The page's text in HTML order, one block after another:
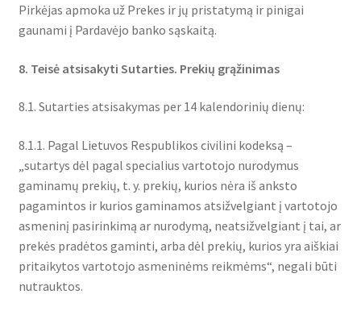
Pirkėjas apmoka už Prekes ir jų pristatymą ir pinigai
gaunami į Pardavėjo banko sąskaitą.
8. Teisė atsisakyti Sutarties. Prekių grąžinimas
8.1. Sutarties atsisakymas per 14 kalendorinių dienų:
8.1.1. Pagal Lietuvos Respublikos civilini kodeksą –
„sutartys dėl pagal specialius vartotojo nurodymus
gaminamų prekių, t. y. prekių, kurios nėra iš anksto
pagamintos ir kurios gaminamos atsižvelgiant į vartotojo
asmeninį pasirinkimą ar nurodymą, neatsižvelgiant į tai, ar
prekės pradėtos gaminti, arba dėl prekių, kurios yra aiškiai
pritaikytos vartotojo asmeninėms reikmėms“, negali būti
nutrauktos.